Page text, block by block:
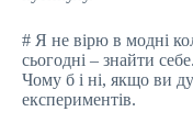
# Я не вірю в модні
сьогодні – знайти
Чому б і ні, якщо ви
експериментів.